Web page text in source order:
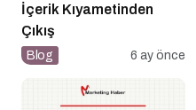
İçerik Kıyametinden
Çıkış
Blog 6 ay önce